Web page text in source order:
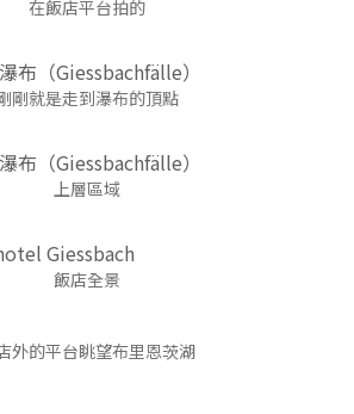
在飯店平台拍的
剛就是走到瀑布的頂點
上層區域
飯店全景
外的平台眺望布里恩茨湖